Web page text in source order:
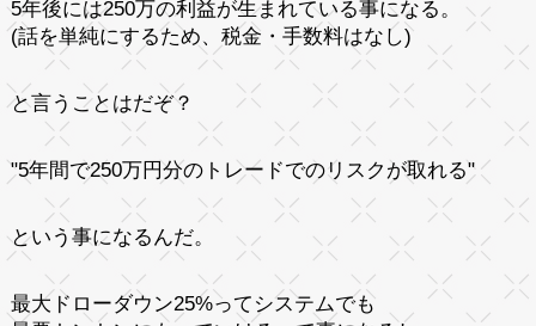
5年後には250万の利益が生まれている事になる。
(話を単純にするため、税金・手数料はなし)
と言うことはだぞ？
"5年間で250万円分のトレードでのリスクが取れる"
という事になるんだ。
最大ドローダウン25%ってシステムでも